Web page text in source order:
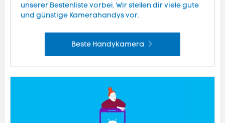
unserer Bestenliste vorbei. Wir stellen dir viele gute
und günstige Kamerahandys vor.
Beste Handykamera